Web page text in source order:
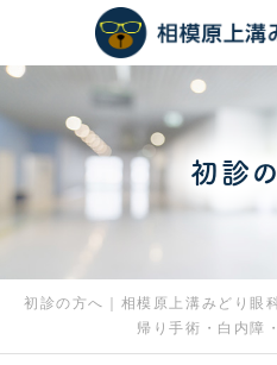
初診
初診の方へ｜相模原上溝みどり眼
帰り手術・白内障